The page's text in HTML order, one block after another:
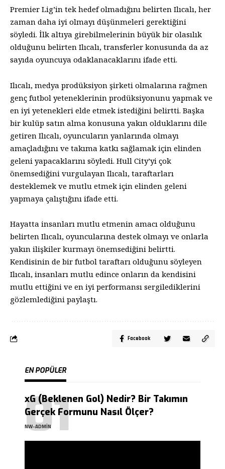
Premier Lig’in tek hedef olmadığını belirten Ilıcalı, her
zaman daha iyi olmayı düşünmeleri gerektiğini
söyledi. İlk altıya girebilmelerinin büyük bir olasılık
olduğunu belirten Ilıcalı, transferler konusunda da az
sayıda oyuncuya odaklanacaklarını ifade etti.
Ilıcalı, medya prodüksiyon şirketi olmalarına rağmen
genç futbol yeteneklerinin prodüksiyonunu yapmak ve
en iyi yetenekleri elde etmek istediğini belirtti. Başka
bir kulüp satın alma konusuna yakın olduklarını dile
getiren Ilıcalı, oyuncuların yanlarında olmayı
amaçladığını ve takıma katkı sağlamak için elinden
geleni yapacaklarını söyledi. Hull City’yi çok
önemsediğini vurgulayan Ilıcalı, taraftarları
desteklemek ve mutlu etmek için elinden geleni
yapmaya çalıştığını ifade etti.
Hayatta insanları mutlu etmenin amacı olduğunu
belirten Ilıcalı, oyuncularına destek olmayı ve onlarla
yakın ilişkiler kurmayı önemsediğini belirtti.
Kendisinin de bir futbol taraftarı olduğunu söyleyen
Ilıcalı, insanları mutlu edince onların da kendisini
mutlu ettiğini ve en iyi performansı sergilediklerini
gözlemlediğini paylaştı.
Facebook
EN POPÜLER
xG (Beklenen Gol) Nedir? Bir Takımın
Gerçek Formunu Nasıl Ölçer?
NW-ADMIN